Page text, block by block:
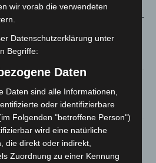
Depot Isernhagen
startet zwischen Hannover-West
kehren nach
zurück
wir vorab die verwendeten
Datenschutzerklärung unter
Begriffe:
Daten
Daten sind alle Informationen,
oder identifizierbare
Folgenden "betroffene Person")
wird eine natürliche
die direkt oder indirekt,
Zuordnung zu einer Kennung